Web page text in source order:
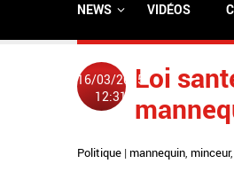
NEWS VIDÉOS
16/03/2015
12:31
Loi
Politique | mannequin, minceur,